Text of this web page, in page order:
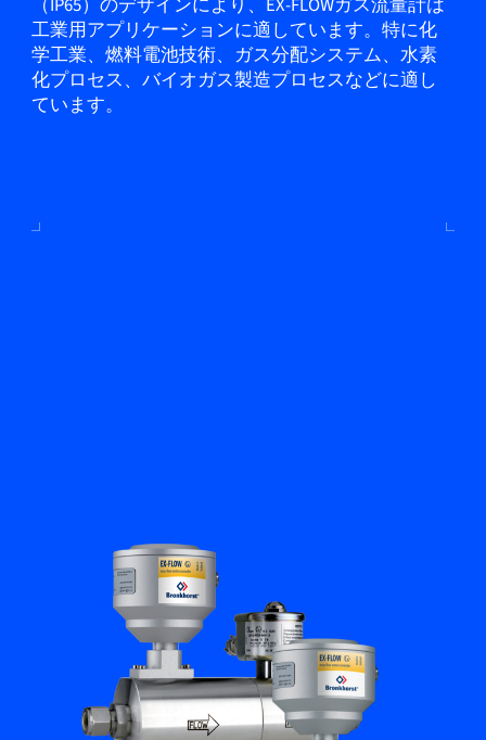
（IP65）のデザインにより、EX-FLOWガス流量計は
工業用アプリケーションに適しています。特に化
学工業、燃料電池技術、ガス分配システム、水素
化プロセス、バイオガス製造プロセスなどに適し
ています。